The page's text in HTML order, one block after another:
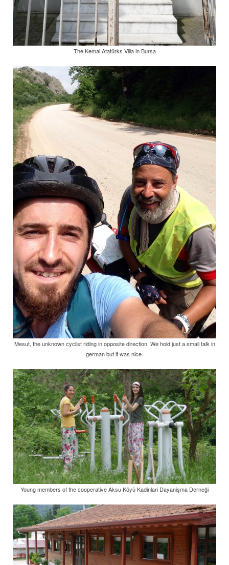
The Kemal Atatürks Villa in Bursa
Mesut, the unknown cyclist riding in opposite direction. We hold just a small talk in
german but it was nice.
Young members of the cooperative Aksu Köyü Kadinlari Dayanişma Derneği